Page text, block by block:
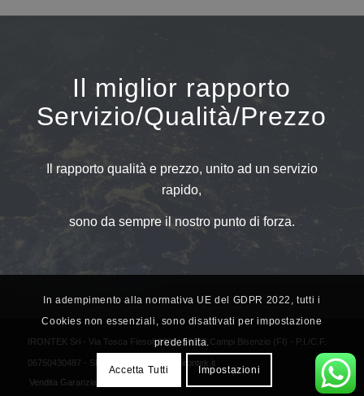
Il miglior rapporto
Servizio/Qualità/Prezzo
Il rapporto qualità e prezzo, unito ad un servizio
rapido,
sono da sempre il nostro punto di forza.
IRONTEK Srl - Via Tosca Fiesoli 89/L - 50013 Campi Bisenzio (FI) - P.I./C.F.
06750430487 - SDI: M5UXCR1 -
info@irontek.it
Vendita Garanzia
In adempimento alla normativa UE del GDPR 2022, tutti i
Cookies non essenziali, sono disattivati per impostazione
predefinita.
Accetta Tutti Impostazioni